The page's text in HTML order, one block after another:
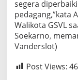
segera
pedagang,”kata
Walikota GSVL
Soekarno,
Vanderslot)
Post Views: